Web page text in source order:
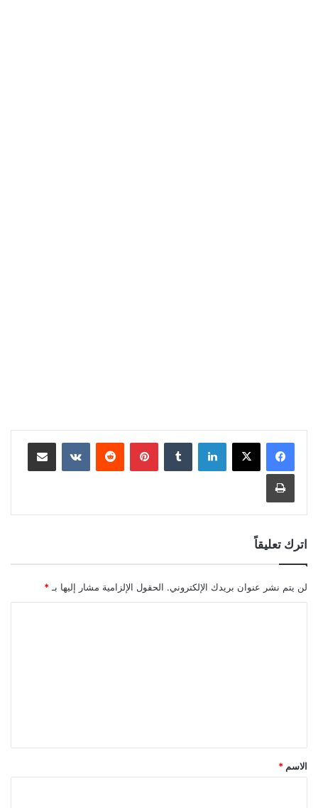
لينكدإن بينتيريست مشاركة عبر البريد
طباعة
اترك تعليقاً
لن يتم نشر عنوان بريدك الإلكتروني. الحقول الإلزامية مشار إليها بـ *
*
الاسم *